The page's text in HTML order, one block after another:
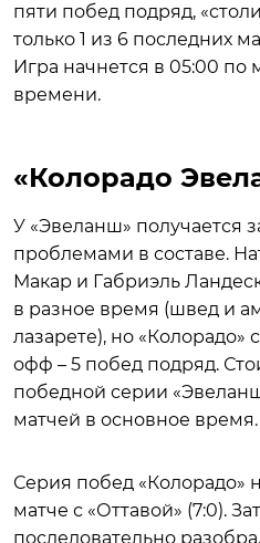
пяти побед подряд,
только 1 из 6 последних
Игра начнется в 05:00 по
времени.
«Колорадо
У «Эвеланш» получается
проблемами в составе.
Макар и Габриэль
в разное время (швед и
лазарете), но «Колорадо»
офф – 5 побед подряд.
победной серии
матчей в основное время.
Серия побед «Колорадо»
матче с «Оттавой» (7:0).
последовательно